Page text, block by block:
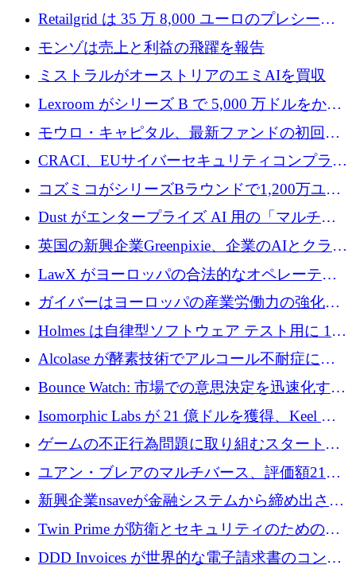
100万ユーロを確保
Retailgrid は 35 万 8,000 ユーロのプレシード
ラウンドで小売業のスプレッドシートをター
ゲットにしています
モンゾは売上と利益の飛躍を報告
ミストラルがオーストリアのエミAIを買収
Lexroom がシリーズ B で 5,000 万ドルをかけ
てヨーロッパ大陸法用の法律 AI を構築
モウロ・キャピタル、最新ファンドの初回ク
ローズで4億ドルを確保
CRACI、EUサイバーセキュリティコンプライ
アンスプラットフォームのために140万ユーロ
コズミコがシリーズBラウンドで1,200万ユー
ロを調達
Dust がエンタープライズ AI 用の「マルチプ
レイヤー」オペレーティング システムを構築
するシリーズ B で 4,000 万ドルを調達
英国の新興企業Greenpixie、企業のAIとクラウ
ドのエネルギー無駄を削減するために470万ポ
ンドを調達
LawX がヨーロッパの合法的なオペレーティ
ング システムを構築するために 750 万ユーロ
を調達
ガイバーはヨーロッパの産業労働力の強化に
貢献するために 140 万ユーロを獲得
Holmes は自律型ソフトウェア テスト用に 110
万ユーロのプレシードを提供して開始
Alcolase が酵素技術でアルコール不耐症に取
り組むために 150 万ユーロを調達
Bounce Watch: 市場での意思決定を迅速化する
ためのインテリジェンス層を構築する
Isomorphic Labs が 21 億ドルを獲得、Keel の
ネオバンク後の軸、ポーランドのソフトウェ
ア進化
ゲームの不正行為問題に取り組むスタートア
ップを紹介する
ユアン・ブレアのマルチバース、評価額21億
ドルで7,000万ドルを調達
新興企業nsaveが金融システムから締め出され
たシリア人に国際銀行アクセスをもたらす
Twin Prime が防衛とセキュリティのためのフ
ロンティア AI モデルを構築するために 1,000
DDD Invoices が世界的な電子請求書のコンプ